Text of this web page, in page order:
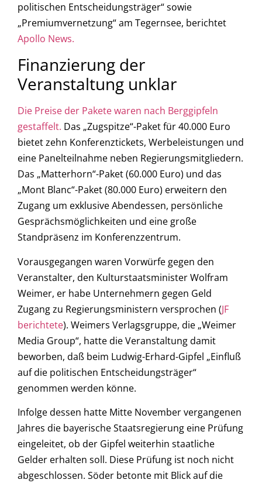
politischen Entscheidungsträger“ sowie
„Premiumvernetzung“ am Tegernsee, berichtet
Apollo News.
Finanzierung der
Veranstaltung unklar
Die Preise der Pakete waren nach Berggipfeln
gestaffelt. Das „Zugspitze“-Paket für 40.000 Euro
bietet zehn Konferenztickets, Werbeleistungen und
eine Panelteilnahme neben Regierungsmitgliedern.
Das „Matterhorn“-Paket (60.000 Euro) und das
„Mont Blanc“-Paket (80.000 Euro) erweitern den
Zugang um exklusive Abendessen, persönliche
Gesprächsmöglichkeiten und eine große
Standpräsenz im Konferenzzentrum.
Vorausgegangen waren Vorwürfe gegen den
Veranstalter, den Kulturstaatsminister Wolfram
Weimer, er habe Unternehmern gegen Geld
Zugang zu Regierungsministern versprochen (JF
berichtete). Weimers Verlagsgruppe, die „Weimer
Media Group“, hatte die Veranstaltung damit
beworben, daß beim Ludwig-Erhard-Gipfel „Einfluß
auf die politischen Entscheidungsträger“
genommen werden könne.
Infolge dessen hatte Mitte November vergangenen
Jahres die bayerische Staatsregierung eine Prüfung
eingeleitet, ob der Gipfel weiterhin staatliche
Gelder erhalten soll. Diese Prüfung ist noch nicht
abgeschlossen. Söder betonte mit Blick auf die